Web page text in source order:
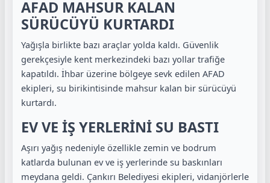
AFAD MAHSUR KALAN
SÜRÜCÜYÜ KURTARDI
Yağışla birlikte bazı araçlar yolda kaldı. Güvenlik
gerekçesiyle kent merkezindeki bazı yollar trafiğe
kapatıldı. İhbar üzerine bölgeye sevk edilen AFAD
ekipleri, su birikintisinde mahsur kalan bir sürücüyü
kurtardı.
EV VE İŞ YERLERİNİ SU BASTI
Aşırı yağış nedeniyle özellikle zemin ve bodrum
katlarda bulunan ev ve iş yerlerinde su baskınları
meydana geldi. Çankırı Belediyesi ekipleri, vidanjörlerle